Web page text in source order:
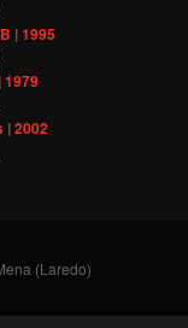
| 1995
1979
| 2002
(Laredo)